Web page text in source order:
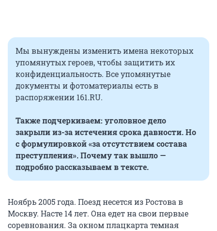
Мы вынуждены изменить имена некоторых
упомянутых героев, чтобы защитить их
конфиденциальность. Все упомянутые
документы и фотоматериалы есть в
распоряжении 161.RU.
Также подчеркиваем: уголовное дело
закрыли из-за истечения срока давности. Но
с формулировкой «за отсутствием состава
преступления». Почему так вышло —
подробно рассказываем в тексте.
Ноябрь 2005 года. Поезд несется из Ростова в
Москву. Насте 14 лет. Она едет на свои первые
соревнования. За окном плацкарта темная